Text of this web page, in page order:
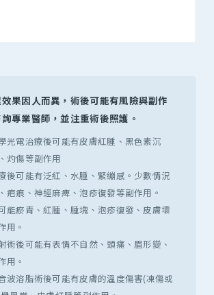
果因人而異，術後可能有風險與副作
專業醫師，並注重術後照護。
光電治療後可能有皮膚紅腫、黑色素沉
灼傷等副作用
後可能有泛紅、水腫、緊繃感。少數情況
疤痕、神經麻痺、泡疹復發等副作用。
能瘀青、紅腫、腫塊、泡疹復發、皮膚壞
用。
術後可能有表情不自然、頭痛、眉形變、
用。
波溶脂術後可能有皮膚的溫度傷害(凍傷或